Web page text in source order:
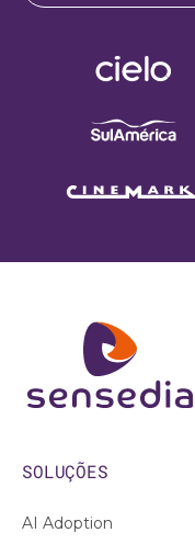
SOLUÇÕES
AI Adoption